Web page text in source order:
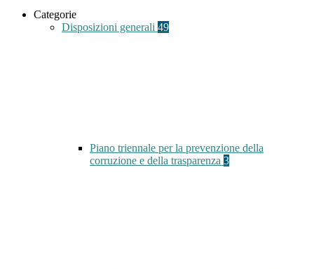
Categorie
Disposizioni generali 49
Piano triennale per la prevenzione della
corruzione e della trasparenza 3